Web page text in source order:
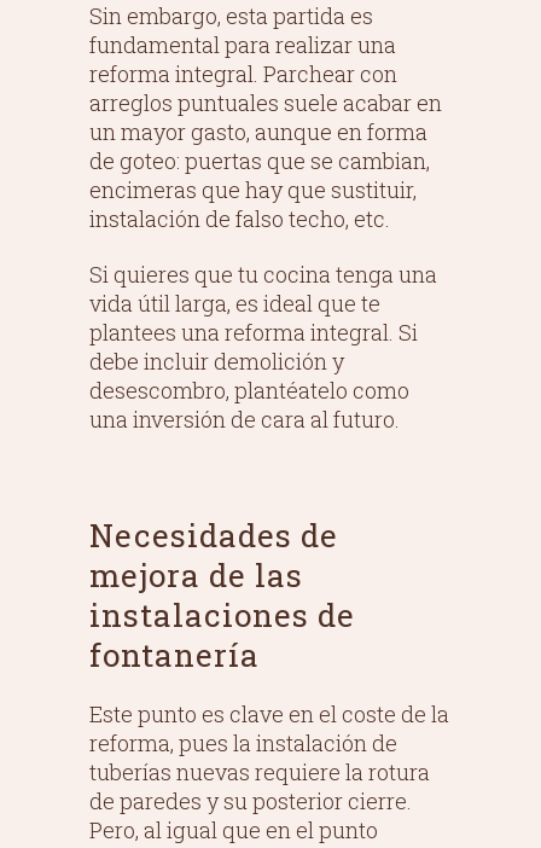
Sin embargo, esta partida es
fundamental para realizar una
reforma integral. Parchear con
arreglos puntuales suele acabar en
un mayor gasto, aunque en forma
de goteo: puertas que se cambian,
encimeras que hay que sustituir,
instalación de falso techo, etc.
Si quieres que tu cocina tenga una
vida útil larga, es ideal que te
plantees una reforma integral. Si
debe incluir demolición y
desescombro, plantéatelo como
una inversión de cara al futuro.
Necesidades de
mejora de las
instalaciones de
fontanería
Este punto es clave en el coste de la
reforma, pues la instalación de
tuberías nuevas requiere la rotura
de paredes y su posterior cierre.
Pero, al igual que en el punto